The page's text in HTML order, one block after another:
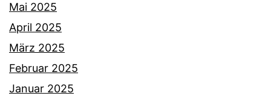
Mai 2025
April 2025
März 2025
Februar 2025
Januar 2025